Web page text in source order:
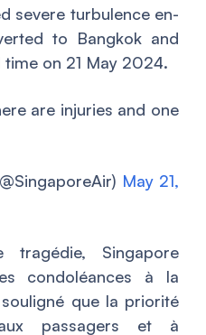
severe turbulence en-
to Bangkok and
on 21 May 2024.
are injuries and one
May 21,
Singapore
condoléances à la
que la priorité
passagers et à